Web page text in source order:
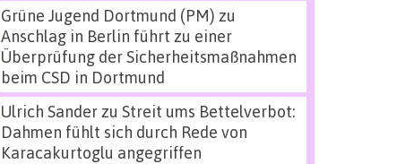
Grüne Jugend Dortmund (PM) zu
Anschlag in Berlin führt zu einer
Überprüfung der Sicherheitsmaßnahmen
beim CSD in Dortmund
Ulrich Sanderzu Streit ums Bettelverbot:
Dahmen fühlt sich durch Rede von
Karacakurtoglu angegriffen